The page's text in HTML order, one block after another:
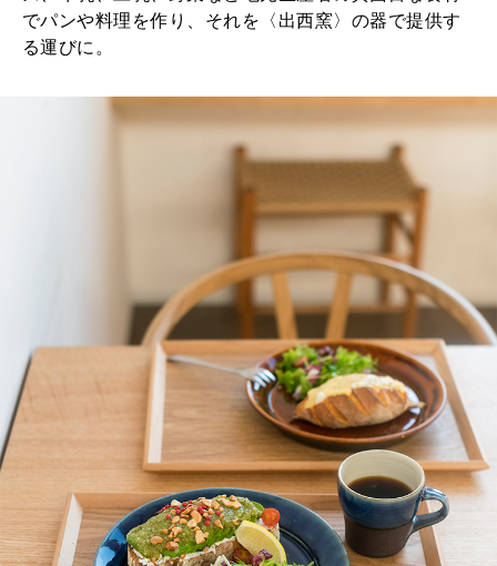
でパンや料理を作り、それを〈出西窯〉の器で提供す
る運びに。